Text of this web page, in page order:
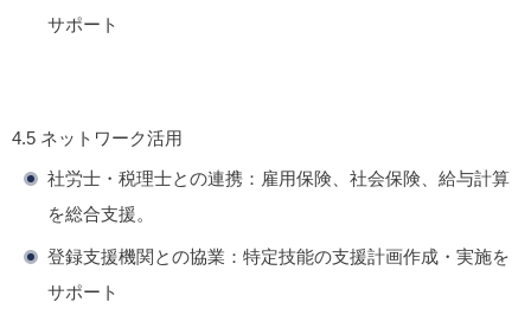
サポート
4.5 ネットワーク活用
社労士・税理士との連携 ：雇用保険、社会保険、給与計算
を総合支援。
登録支援機関との協業 ：特定技能の支援計画作成・実施を
サポート